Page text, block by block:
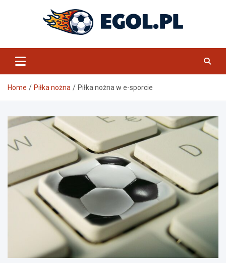
eGol.pl
Home Piłka nożna Piłka nożna w e-sporcie